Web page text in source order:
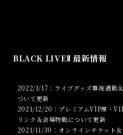
BLACK LIVEⅡ 最新情報
2022/1/17：ライブグッズ事後通販
ついて更新
2021/12/20：プレミアムVIP席・
リンク＆会場物販について更新
2021/11/30：オンラインチケット